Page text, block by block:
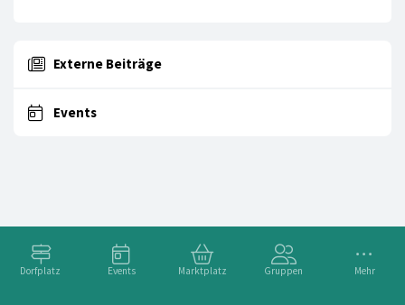
Dorfplatz Events Marktplatz Gruppen Mehr
Externe Beiträge
Events